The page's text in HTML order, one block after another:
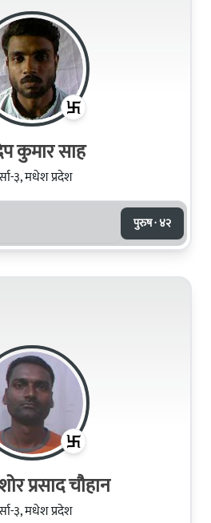
कुमार साह
३, मधेश प्रदेश
पुरुष · ४२
प्रसाद चौहान
३, मधेश प्रदेश